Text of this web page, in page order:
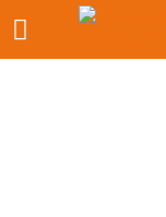
contenido